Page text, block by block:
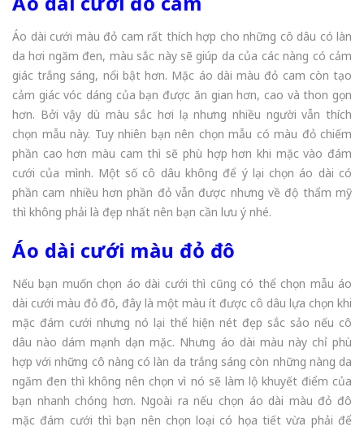
Áo dài cưới màu đỏ cam rất thích hợp cho những cô dâu có làn
da hơi ngăm đen, màu sắc này sẽ giúp da của các nàng có cảm
giác trắng sáng, nổi bật hơn. Mặc áo dài màu đỏ cam còn tạo
cảm giác vóc dáng của bạn được ăn gian hơn, cao và thon gọn
hơn. Bởi vậy dù màu sắc hơi lạ nhưng nhiều người vẫn thích
chọn mẫu này. Tuy nhiên bạn nên chọn mẫu có màu đỏ chiếm
phần cao hơn màu cam thì sẽ phù hợp hơn khi mặc vào đám
cưới của mình. Một số cô dâu không để ý lại chọn áo dài có
phần cam nhiều hơn phần đỏ vẫn được nhưng về độ thẩm mỹ
thì không phải là đẹp nhất nên bạn cần lưu ý nhé.
Áo dài cưới màu đỏ đô
Nếu bạn muốn chọn áo dài cưới thì cũng có thể chọn mẫu áo
dài cưới màu đỏ đô, đây là một màu ít được cô dâu lựa chọn khi
mặc đám cưới nhưng nó lại thể hiện nét đẹp sắc sảo nếu cô
dâu nào dám mạnh dạn mặc. Nhưng áo dài màu này chỉ phù
hợp với những cô nàng có làn da trắng sáng còn những nàng da
ngăm đen thì không nên chọn vì nó sẽ làm lộ khuyết điểm của
bạn nhanh chóng hơn. Ngoài ra nếu chọn áo dài màu đỏ đô
mặc đám cưới thì bạn nên chọn loại có họa tiết vừa phải để